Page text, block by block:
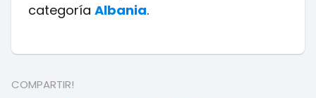
categoría Albania.
COMPARTIR!